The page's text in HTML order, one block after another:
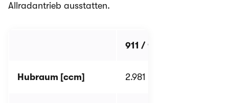
Allradantrieb ausstatten.
911 / 911 4
Hubraum [ccm] 2.981